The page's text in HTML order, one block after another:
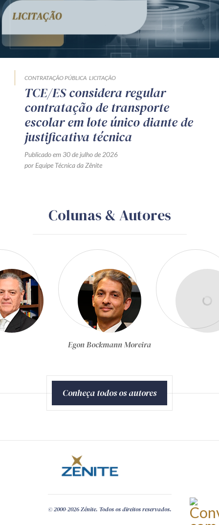
CONTRATAÇÃO PÚBLICA LICITAÇÃO
TCE/ES considera regular
contratação de transporte
escolar em lote único diante de
justificativa técnica
Publicado em 30 de julho de 2026
por Equipe Técnica da Zênite
Colunas & Autores
Equipe Técnica da Zênite
Conheça todos os autores
© 2000-2026 Zênite. Todos os direitos reservados.